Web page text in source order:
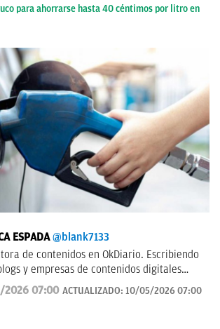
para ahorrarse hasta 40 céntimos por litro en
ESPADA @blank7133
de contenidos en OkDiario. Escribiendo
y empresas de contenidos digitales
2007.
2026 07:00 ACTUALIZADO: 10/05/2026 07:00